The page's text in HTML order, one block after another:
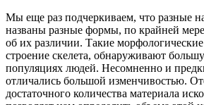
Мы еще раз подчеркиваем, что разные
названы разные формы, по крайней
об их различии. Такие
строение скелета, обнаруживают
популяциях людей. Несомненно и
отличались большой изменчивостью.
достаточного количества материала